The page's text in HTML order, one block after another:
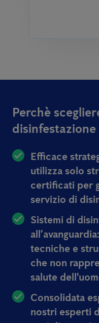
Perchè
Efficace
utilizza solo
certificati per
servizio di
Sistemi di
all’avanguardia:
tecniche e
che non
salute
Consolidata
nostri esperti